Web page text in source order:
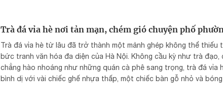
Trà đá vỉa hè nơi tản mạn, chém gió chuyện phố
Trà đá vỉa hè từ lâu đã trở thành một mảnh ghép không thể thiếu
bức tranh văn hóa đa diện của Hà Nội. Không cầu kỳ như trà đạo,
chẳng hào nhoáng như những quán cà phê sang trọng, trà đá vỉa
bình dị với vài chiếc ghế nhựa thấp, một chiếc bàn gỗ nhỏ và bóng